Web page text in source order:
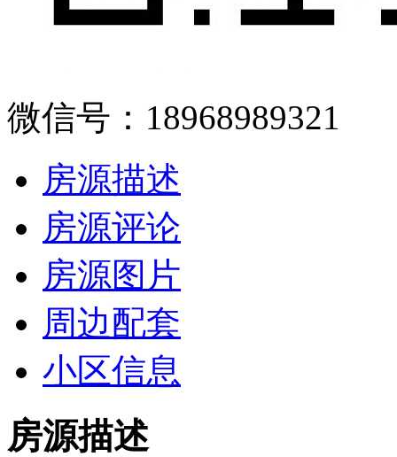
微信号：18968989321
房源描述
房源评论
房源图片
周边配套
小区信息
房源描述